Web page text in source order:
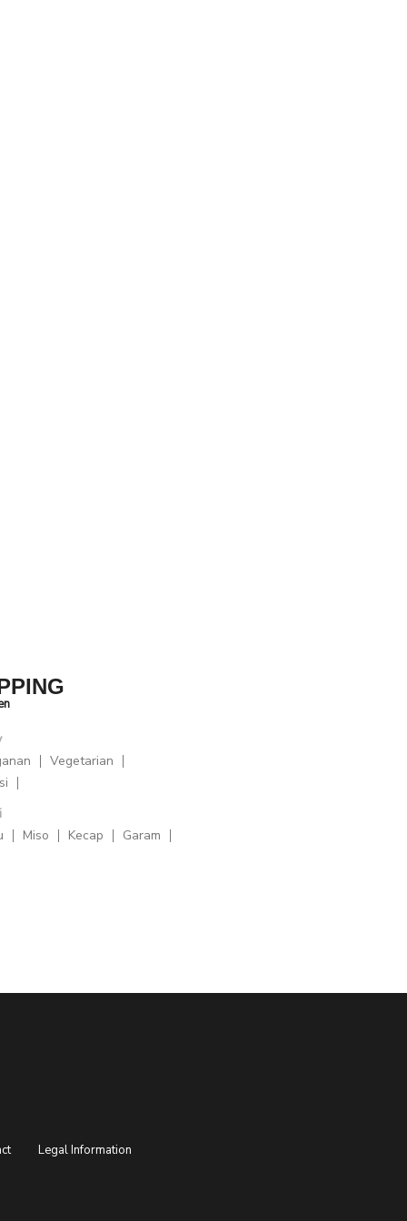
Vegetarian
Miso Kecap
Garam
Legal Information